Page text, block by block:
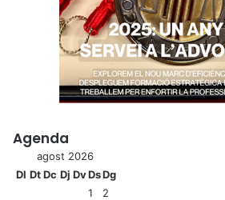
Agenda
agost 2026
Dl DtDc Dj DvDsDg
1
2